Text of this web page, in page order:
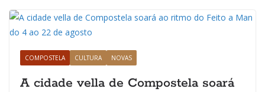
COMPOSTELA CULTURA NOVAS
A cidade vella de Compostela soará